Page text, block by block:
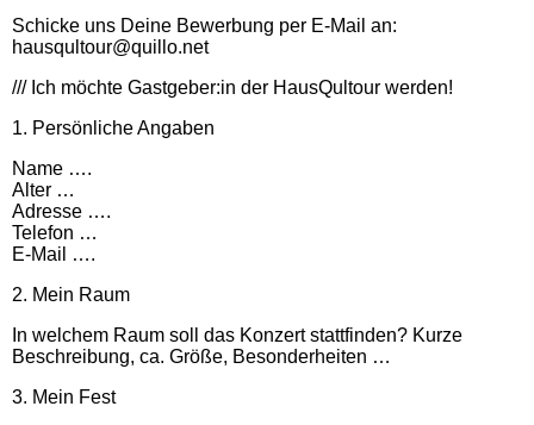
Schicke uns Deine Bewerbung per E-Mail an:
hausqultour@quillo.net
/// Ich möchte Gastgeber:in der HausQultour werden!
1. Persönliche Angaben
Name ….
Alter …
Adresse ….
Telefon …
E-Mail ….
2. Mein Raum
In welchem Raum soll das Konzert stattfinden? Kurze
Beschreibung, ca. Größe, Besonderheiten …
3. Mein Fest